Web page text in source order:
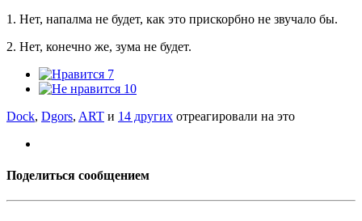
1. Нет, напалма не будет, как это прискорбно не звучало бы.
2. Нет, конечно же, зума не будет.
7
10
Dock, Dgors, ART и 14 других отреагировали на это
Поделиться сообщением